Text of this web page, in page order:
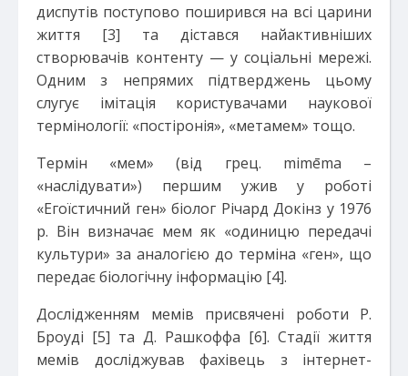
диспутів поступово поширився на всі царини
життя [3] та дістався найактивніших
створювачів контенту — у соціальні мережі.
Одним з непрямих підтверджень цьому
слугує імітація користувачами наукової
термінології: «постіронія», «метамем» тощо.
Термін «мем» (від грец. mimēma –
«наслідувати») першим ужив у роботі
«Егоїстичний ген» біолог Річард Докінз у 1976
р. Він визначає мем як «одиницю передачі
культури» за аналогією до терміна «ген», що
передає біологічну інформацію [4].
Дослідженням мемів присвячені роботи Р.
Броуді [5] та Д. Рашкоффа [6]. Стадії життя
мемів досліджував фахівець з інтернет-